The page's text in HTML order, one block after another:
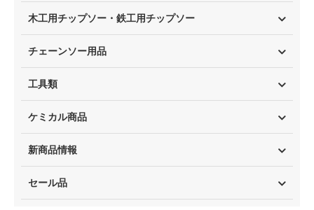
木工用チップソー・鉄工用チップソー
チェーンソー用品
工具類
ケミカル商品
新商品情報
セール品